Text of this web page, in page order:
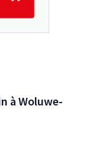
à Woluwe-